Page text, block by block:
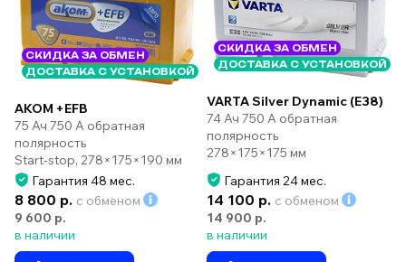
СКИДКА ЗА ОБМЕН
ДОСТАВКА С УСТАНОВКОЙ
AKOM +EFB
75 Ач 750 А обратная
полярность
Start-stop, 278×175×190 мм
Гарантия 48 мес.
8 800 р. с обменом
9 600 р.
в наличии
СКИДКА ЗА ОБМЕН
ДОСТАВКА С УСТАНОВКОЙ
VARTA Silver Dynamic (E38)
74 Ач 750 А обратная
полярность
278×175×175 мм
Гарантия 24 мес.
14 100 р. с обменом
14 900 р.
в наличии